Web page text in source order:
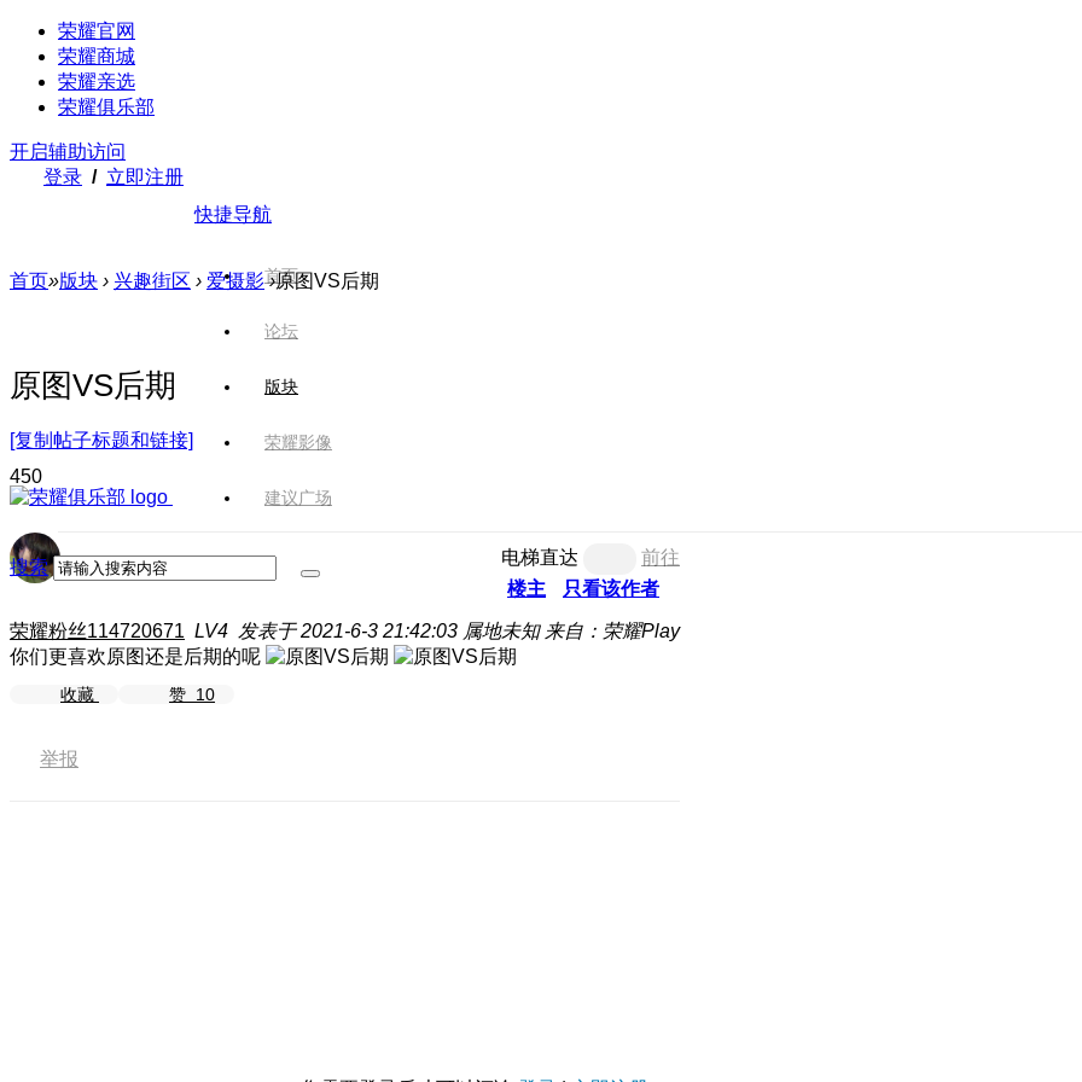
荣耀官网
荣耀商城
荣耀亲选
荣耀俱乐部
开启辅助访问
登录 / 立即注册
快捷导航
首页
论坛
版块
荣耀影像
建议广场
搜索
首页»版块 › 兴趣街区 › 爱摄影 ›原图VS后期
原图VS后期
[复制帖子标题和链接]
450
电梯直达
前往
楼主
只看该作者
荣耀粉丝114720671 LV4 发表于 2021-6-3 21:42:03 属地未知 来自：荣耀Play
你们更喜欢原图还是后期的呢
收藏 赞 10
举报